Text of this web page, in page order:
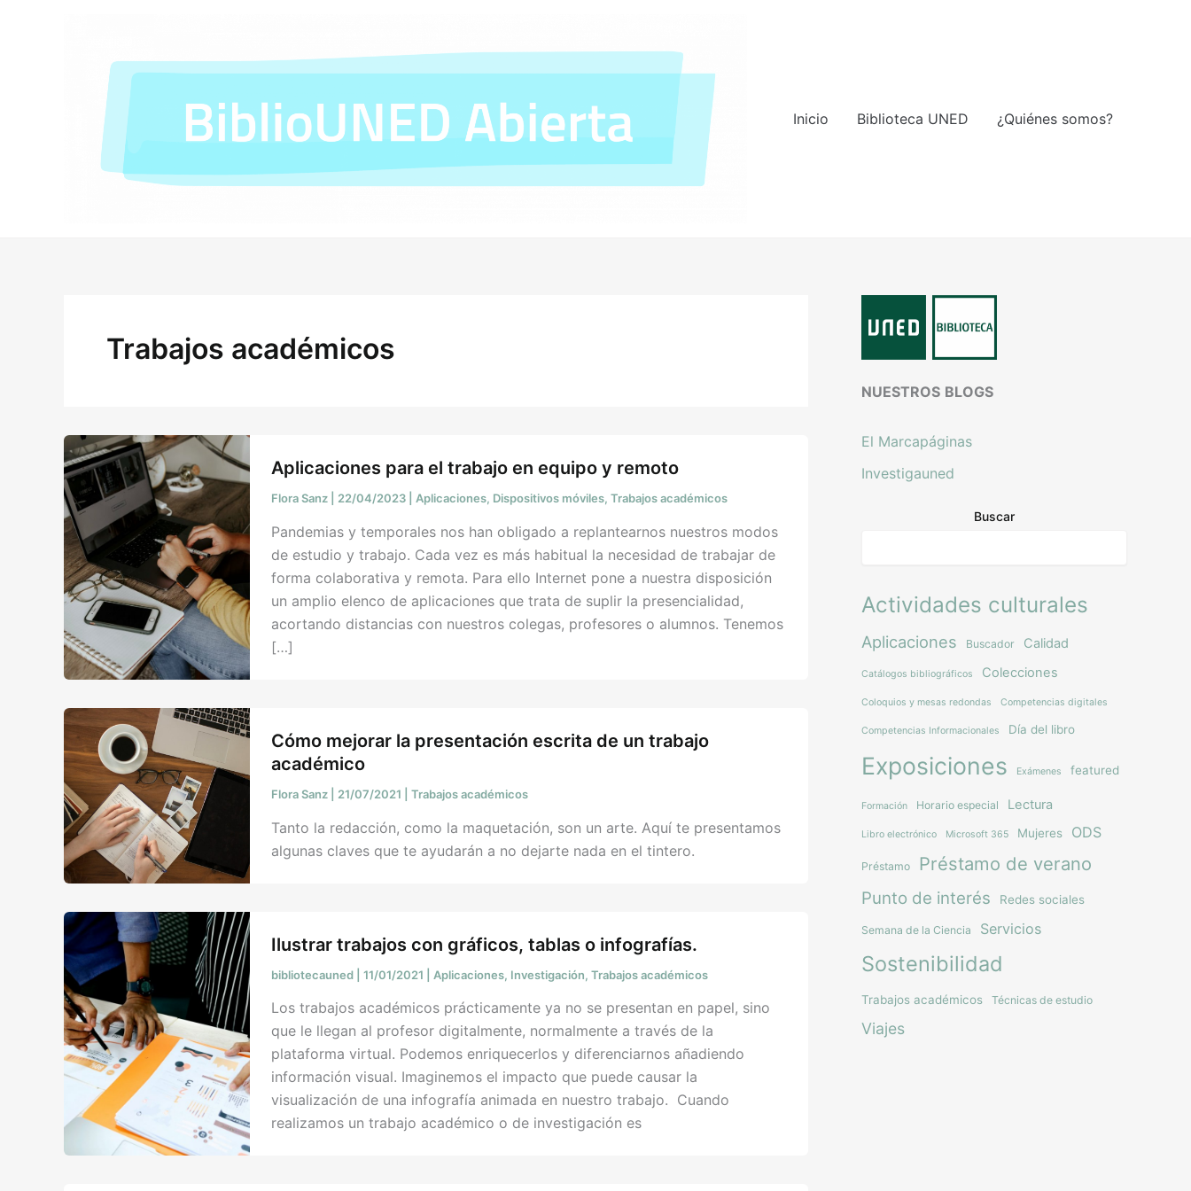
Inicio Biblioteca UNED ¿Quiénes somos?
Trabajos académicos
Aplicaciones para el trabajo en equipo y remoto
Flora Sanz 22/04/2023 Aplicaciones, Dispositivos móviles, Trabajos académicos
Pandemias y temporales nos han obligado a replantearnos nuestros modos
de estudio y trabajo. Cada vez es más habitual la necesidad de trabajar de
forma colaborativa y remota. Para ello Internet pone a nuestra disposición
un amplio elenco de aplicaciones que trata de suplir la presencialidad,
acortando distancias con nuestros colegas, profesores o alumnos. Tenemos
[…]
Cómo mejorar la presentación escrita de un trabajo
académico
Flora Sanz 21/07/2021 Trabajos académicos
Tanto la redacción, como la maquetación, son un arte. Aquí te presentamos
algunas claves que te ayudarán a no dejarte nada en el tintero.
Ilustrar trabajos con gráficos, tablas o infografías.
bibliotecauned 11/01/2021 Aplicaciones, Investigación, Trabajos académicos
Los trabajos académicos prácticamente ya no se presentan en papel, sino
que le llegan al profesor digitalmente, normalmente a través de la
plataforma virtual. Podemos enriquecerlos y diferenciarnos añadiendo
información visual. Imaginemos el impacto que puede causar la
visualización de una infografía animada en nuestro trabajo. Cuando
realizamos un trabajo académico o de investigación es
NUESTROS BLOGS
El Marcapáginas
Investigauned
Buscar
Actividades culturales
Aplicaciones Buscador Calidad
Catálogos bibliográficos Colecciones
Coloquios y mesas redondas Competencias digitales
Competencias Informacionales Día del libro
Exposiciones Exámenes featured
Formación Horario especial Lectura
Libro electrónico Microsoft 365 Mujeres ODS
Préstamo Préstamo de verano
Punto de interés Redes sociales
Semana de la Ciencia Servicios
Sostenibilidad
Trabajos académicos Técnicas de estudio
Viajes